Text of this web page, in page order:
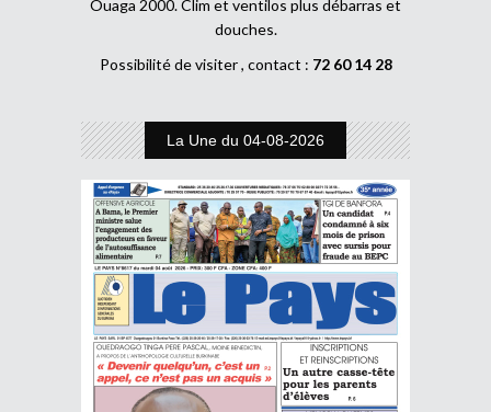
Ouaga 2000. Clim et ventilos plus débarras et
douches.
Possibilité de visiter , contact : 72 60 14 28
La Une du 04-08-2026